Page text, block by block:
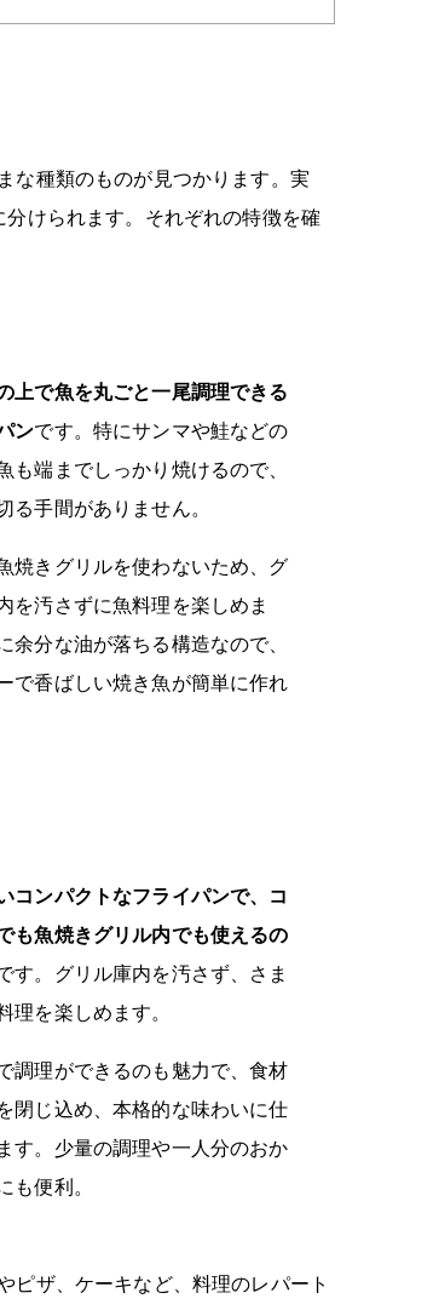
な種類のものが見つかります。実
けられます。それぞれの特徴を確
上で魚を丸ごと一尾調理できる
ンです。特にサンマや鮭などの
も端までしっかり焼けるので、
る手間がありません。
焼きグリルを使わないため、グ
を汚さずに魚料理を楽しめま
余分な油が落ちる構造なので、
で香ばしい焼き魚が簡単に作れ
コンパクトなフライパンで、コ
も魚焼きグリル内でも使えるの
す。グリル庫内を汚さず、さま
理を楽しめます。
調理ができるのも魅力で、食材
閉じ込め、本格的な味わいに仕
す。少量の調理や一人分のおか
も便利。
ピザ、ケーキなど、料理のレパート